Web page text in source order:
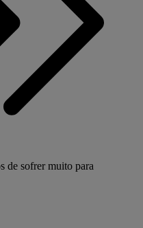
de sofrer muito para